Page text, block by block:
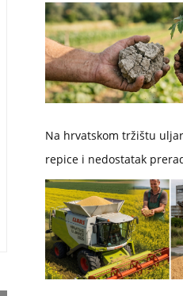
Na hrvatskom tržištu
repice i nedostatak
soju